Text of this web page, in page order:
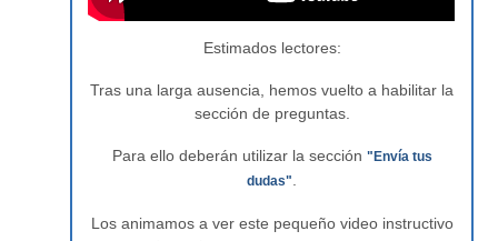
Estimados lectores:
Tras una larga ausencia, hemos vuelto a habilitar la
sección de preguntas.
Para ello deberán utilizar la sección "Envía tus
dudas".
Los animamos a ver este pequeño video instructivo